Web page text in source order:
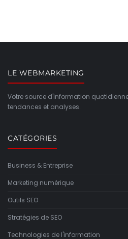
LE WEBMARKETING
Votre source d'information
tendances et analyses.
CATÉGORIES
Business & Entreprise
Marketing numérique
Outils SEO
Stratégies de SEO
Technologies de l'information